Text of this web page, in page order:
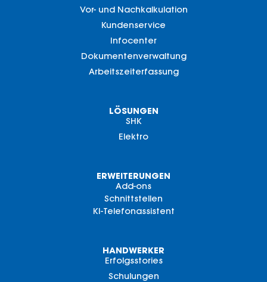
Vor- und Nachkalkulation
Kundenservice
Infocenter
Dokumentenverwaltung
Arbeitszeiterfassung
LÖSUNGEN
SHK
Elektro
ERWEITERUNGEN
Add-ons
Schnittstellen
KI-Telefonassistent
HANDWERKER
Erfolgsstories
Schulungen